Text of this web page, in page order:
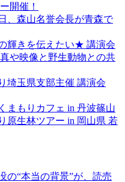
開催！
、森山名誉会長が青森で
輝きを伝えたい★ 講演会
や映像と野生動物との共
埼玉県支部主催 講演会
まもりカフェ in 丹波篠山
原生林ツアー in 岡山県 若
の“本当の背景”が、読売